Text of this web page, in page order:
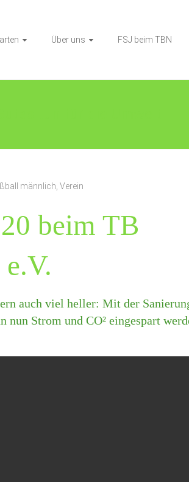
Über uns FSJ beim TBN
männlich Verein
beim TB
auch viel heller: Mit der
Strom und CO² eingespart